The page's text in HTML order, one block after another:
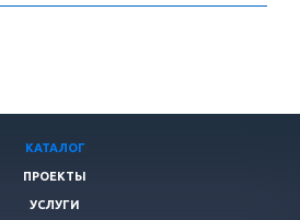
КАТАЛОГ
ПРОЕКТЫ
УСЛУГИ